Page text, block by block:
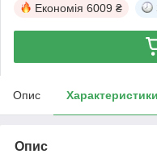
Економія 6009 ₴
Опис Характеристики
Опис